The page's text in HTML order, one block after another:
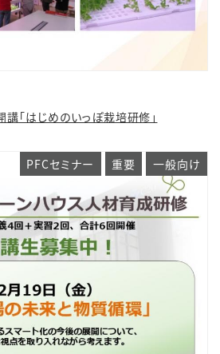
「はじめのいっぽ栽培研修」
PFCセミナー 重要 一般向け